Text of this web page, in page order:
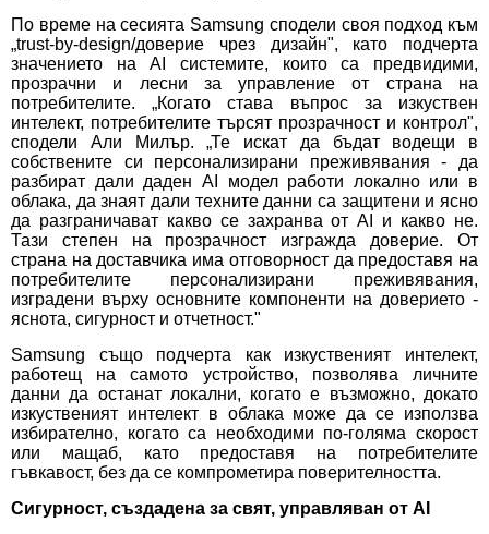
По време на сесията Samsung сподели своя подход към
„trust-by-design/доверие чрез дизайн", като подчерта
значението на AI системите, които са предвидими,
прозрачни и лесни за управление от страна на
потребителите. „Когато става въпрос за изкуствен
интелект, потребителите търсят прозрачност и контрол",
сподели Али Милър. „Те искат да бъдат водещи в
собствените си персонализирани преживявания - да
разбират дали даден AI модел работи локално или в
облака, да знаят дали техните данни са защитени и ясно
да разграничават какво се захранва от AI и какво не.
Тази степен на прозрачност изгражда доверие. От
страна на доставчика има отговорност да предоставя на
потребителите персонализирани преживявания,
изградени върху основните компоненти на доверието -
яснота, сигурност и отчетност."
Samsung също подчерта как изкуственият интелект,
работещ на самото устройство, позволява личните
данни да останат локални, когато е възможно, докато
изкуственият интелект в облака може да се използва
избирателно, когато са необходими по-голяма скорост
или мащаб, като предоставя на потребителите
гъвкавост, без да се компрометира поверителността.
Сигурност, създадена за свят, управляван от AI